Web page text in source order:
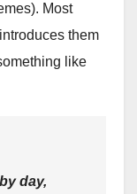
Most
them
like
day,